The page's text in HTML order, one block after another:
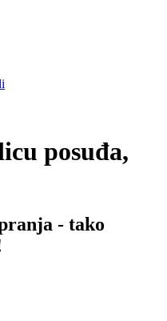
posuđa,
- tako